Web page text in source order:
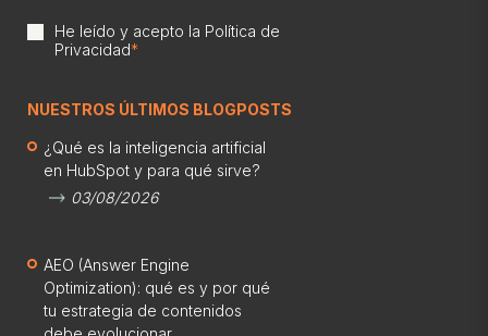
He leído y acepto la Política de
Privacidad*
NUESTROS ÚLTIMOS BLOGPOSTS
¿Qué es la inteligencia artificial
en HubSpot y para qué sirve?
03/08/2026
AEO (Answer Engine
Optimization): qué es y por qué
tu estrategia de contenidos